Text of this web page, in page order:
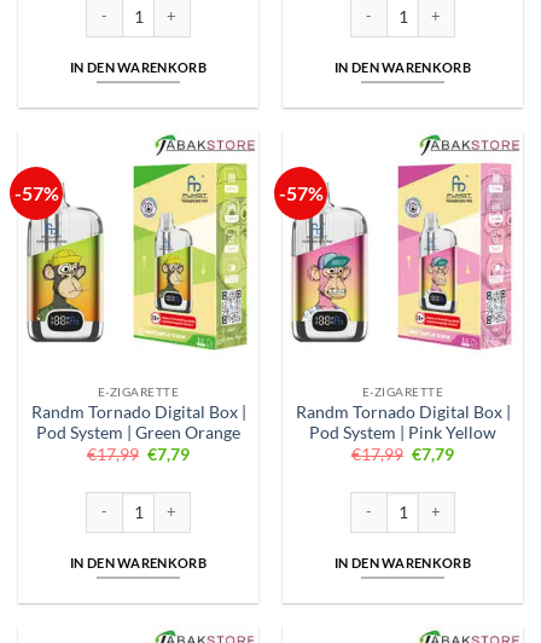
IN DEN WARENKORB IN DEN WARENKORB
-57%
E-ZIGARETTE
Randm Tornado Digital Box |
Pod System | Green Orange
€17,99 Ursprünglicher
Preis
€7,79Aktueller
IN DEN WARENKORB
-57%
E-ZIGARETTE
Randm Tornado Digital Box |
Pod System | Pink Yellow
€17,99 Ursprünglicher
Preis
€7,79Aktueller
IN DEN WARENKORB